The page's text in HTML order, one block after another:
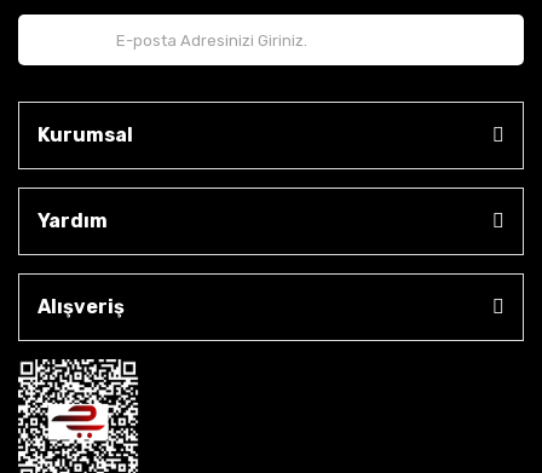
Kurumsal
Yardım
Alışveriş